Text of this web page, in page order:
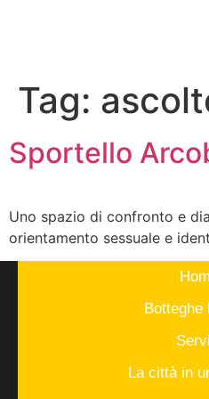
Tag:
Sportello
Uno spazio di confronto e
orientamento sessuale e
Botteghe
La città in